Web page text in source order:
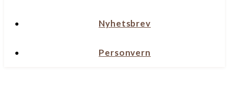
Nyhetsbrev
Personvern